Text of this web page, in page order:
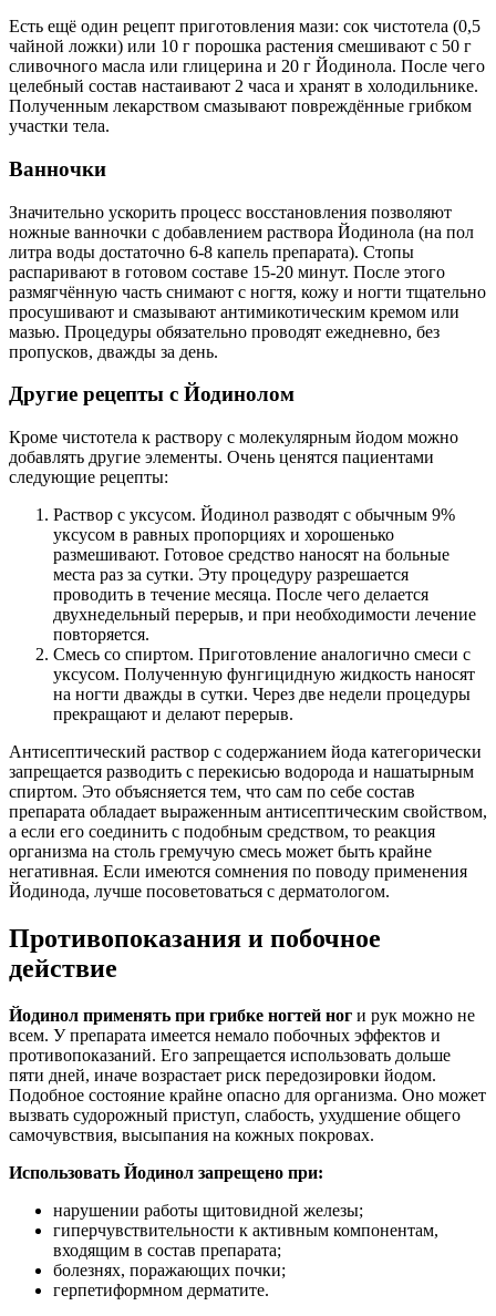
Есть ещё один рецепт приготовления мази: сок чистотела (0,5
чайной ложки) или 10 г порошка растения смешивают с 50 г
сливочного масла или глицерина и 20 г Йодинола. После чего
целебный состав настаивают 2 часа и хранят в холодильнике.
Полученным лекарством смазывают повреждённые грибком
участки тела.
Ванночки
Значительно ускорить процесс восстановления позволяют
ножные ванночки с добавлением раствора Йодинола (на пол
литра воды достаточно 6-8 капель препарата). Стопы
распаривают в готовом составе 15-20 минут. После этого
размягчённую часть снимают с ногтя, кожу и ногти тщательно
просушивают и смазывают антимикотическим кремом или
мазью. Процедуры обязательно проводят ежедневно, без
пропусков, дважды за день.
Другие рецепты с Йодинолом
Кроме чистотела к раствору с молекулярным йодом можно
добавлять другие элементы. Очень ценятся пациентами
следующие рецепты:
Раствор с уксусом. Йодинол разводят с обычным 9%
уксусом в равных пропорциях и хорошенько
размешивают. Готовое средство наносят на больные
места раз за сутки. Эту процедуру разрешается
проводить в течение месяца. После чего делается
двухнедельный перерыв, и при необходимости лечение
повторяется.
Смесь со спиртом. Приготовление аналогично смеси с
уксусом. Полученную фунгицидную жидкость наносят
на ногти дважды в сутки. Через две недели процедуры
прекращают и делают перерыв.
Антисептический раствор с содержанием йода категорически
запрещается разводить с перекисью водорода и нашатырным
спиртом. Это объясняется тем, что сам по себе состав
препарата обладает выраженным антисептическим свойством,
а если его соединить с подобным средством, то реакция
организма на столь гремучую смесь может быть крайне
негативная. Если имеются сомнения по поводу применения
Йодинода, лучше посоветоваться с дерматологом.
Противопоказания и побочное
действие
Йодинол применять при грибке ногтей ног и рук можно не
всем. У препарата имеется немало побочных эффектов и
противопоказаний. Его запрещается использовать дольше
пяти дней, иначе возрастает риск передозировки йодом.
Подобное состояние крайне опасно для организма. Оно может
вызвать судорожный приступ, слабость, ухудшение общего
самочувствия, высыпания на кожных покровах.
Использовать Йодинол запрещено при:
нарушении работы щитовидной железы;
гиперчувствительности к активным компонентам,
входящим в состав препарата;
болезнях, поражающих почки;
герпетиформном дерматите.